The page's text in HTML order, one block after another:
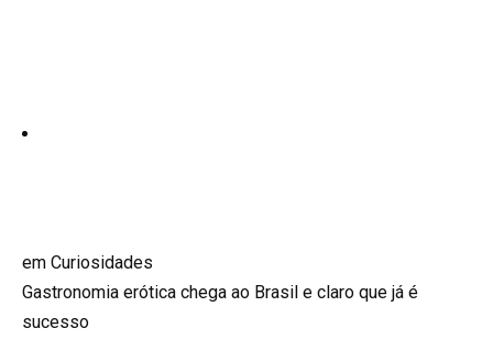
em Curiosidades
Gastronomia erótica chega ao Brasil e claro que já é
sucesso